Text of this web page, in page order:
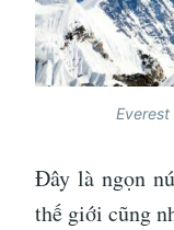
Đây là ngọn
thế giới cũng